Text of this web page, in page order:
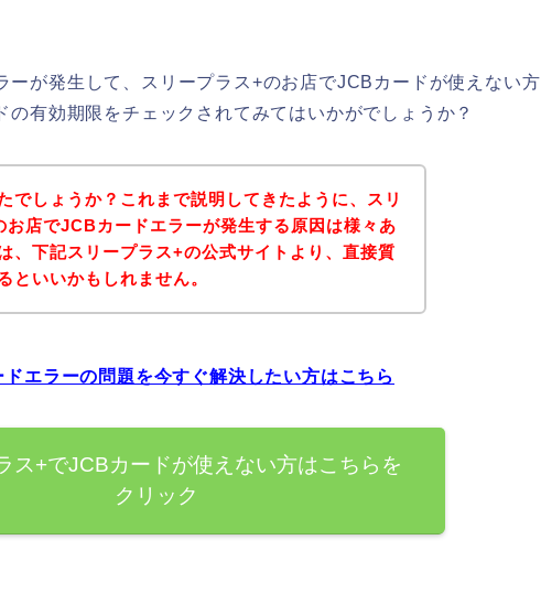
ーが発生して、スリープラス+のお店でJCBカードが使えない方
の有効期限をチェックされてみてはいかがでしょうか？
でしょうか？これまで説明してきたように、スリ
お店でJCBカードエラーが発生する原因は様々あ
、下記スリープラス+の公式サイトより、直接質
といいかもしれません。
エラーの問題を今すぐ解決したい方はこちら
ス+でJCBカードが使えない方はこちらを
クリック